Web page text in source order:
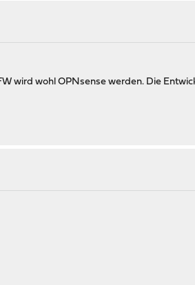
wird wohl OPNsense werden. Die